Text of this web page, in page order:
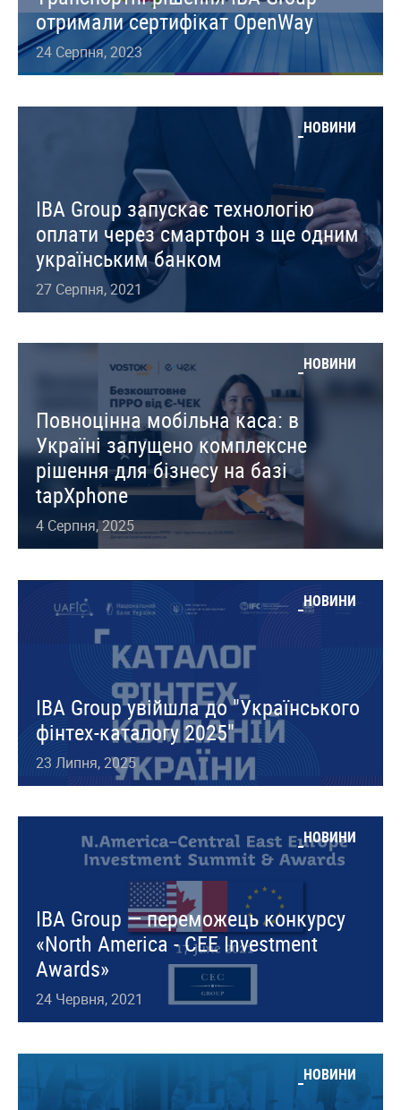
отримали сертифікат OpenWay
24 Серпня, 2023
НОВИНИ
IBA Group запускає технологію
оплати через смартфон з ще одним
українським банком
27 Серпня, 2021
НОВИНИ
Повноцінна мобільна каса: в
Україні запущено комплексне
рішення для бізнесу на базі
tapXphone
4 Серпня, 2025
НОВИНИ
IBA Group увійшла до "Українського
фінтех-каталогу 2025"
23 Липня, 2025
НОВИНИ
IBA Group — переможець конкурсу
«North America - CEE Investment
Awards»
24 Червня, 2021
НОВИНИ